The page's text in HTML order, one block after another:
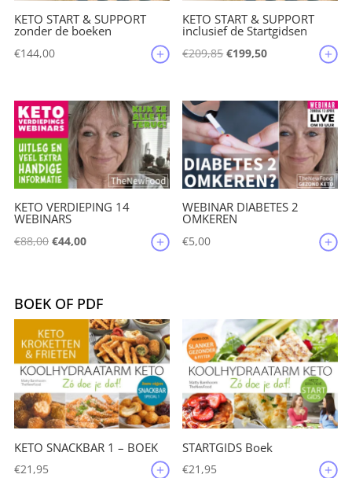
KETO START & SUPPORT
zonder de boeken
€144,00
KETO START & SUPPORT
inclusief de Startgidsen
€209,85Oorspronkelijke
€209,85.
€199,50Huidige
€199,50.
KETO VERDIEPING 14
WEBINARS
€88,00 Oorspronkelijke
€88,00.
€44,00Huidige
€44,00.
WEBINAR DIABETES 2
OMKEREN
€5,00
BOEK OF PDF
KETO SNACKBAR 1 – BOEK
€21,95
STARTGIDS Boek
€21,95